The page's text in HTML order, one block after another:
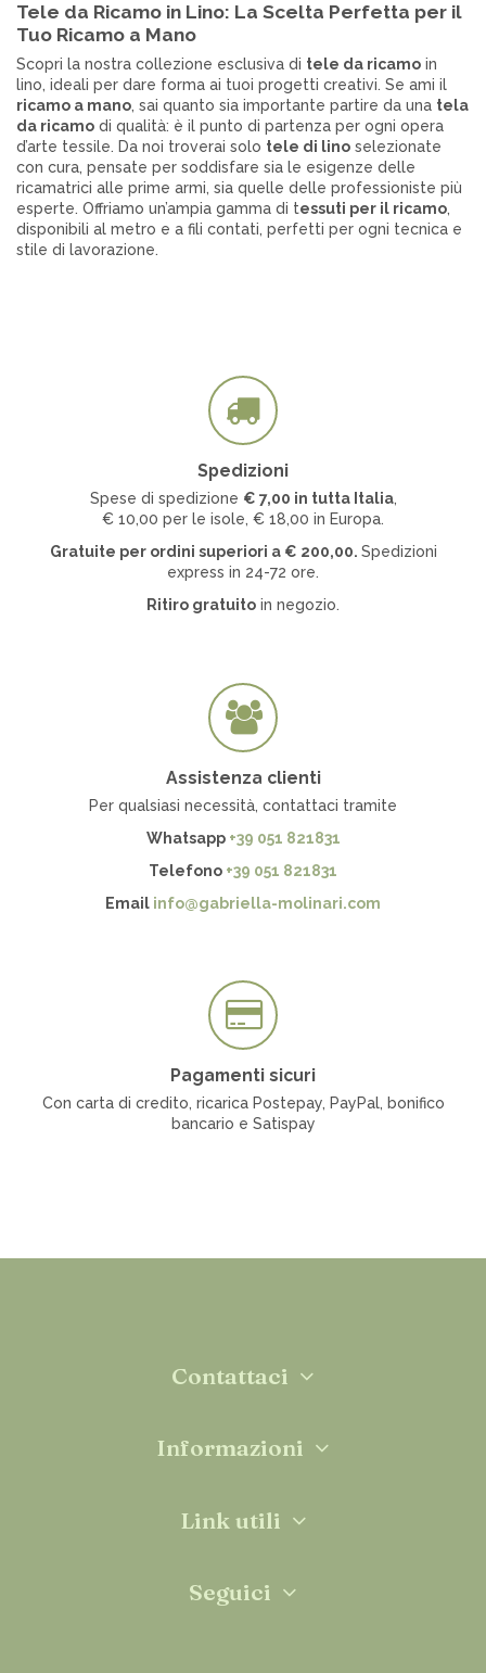
Tele da Ricamo in Lino: La Scelta Perfetta per il
Tuo Ricamo a Mano
Scopri la nostra collezione esclusiva di tele da ricamo in
lino, ideali per dare forma ai tuoi progetti creativi. Se ami il
ricamo a mano, sai quanto sia importante partire da una tela
da ricamo di qualità: è il punto di partenza per ogni opera
d’arte tessile. Da noi troverai solo tele di lino selezionate
con cura, pensate per soddisfare sia le esigenze delle
ricamatrici alle prime armi, sia quelle delle professioniste più
esperte. Offriamo un’ampia gamma di tessuti per il ricamo,
disponibili al metro e a fili contati, perfetti per ogni tecnica e
stile di lavorazione.
Spedizioni
Spese di spedizione € 7,00 in tutta Italia,
€ 10,00 per le isole, € 18,00 in Europa.
Gratuite per ordini superiori a € 200,00. Spedizioni
express in 24-72 ore.
Ritiro gratuito in negozio.
Assistenza clienti
Per qualsiasi necessità, contattaci tramite
Whatsapp +39 051 821831
Telefono +39 051 821831
Email info@gabriella-molinari.com
Pagamenti sicuri
Con carta di credito, ricarica Postepay, PayPal, bonifico
bancario e Satispay
Contattaci
Informazioni
Link utili
Seguici